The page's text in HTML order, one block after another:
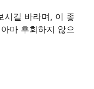
시길 바라며, 이 좋
마 후회하지 않으